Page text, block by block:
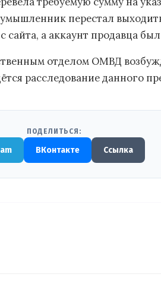
перестал
сайта, а аккаунт продавца
отделом ОМВД
расследование данного
ПОДЕЛИТЬСЯ:
ВКонтакте Ссылка